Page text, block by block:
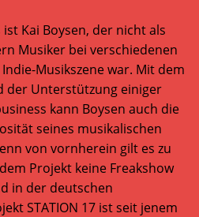
Kai Boysen, der nicht als
Musiker bei verschiedenen
Musikszene war. Mit dem
der Unterstützung einiger
kann Boysen auch die
seines musikalischen
von vornherein gilt es zu
Projekt keine Freakshow
in der deutschen
STATION 17 ist seit jenem